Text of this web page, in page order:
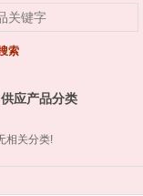
供应产品分类
相关分类!